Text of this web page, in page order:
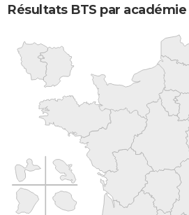
Résultats BTS par académie